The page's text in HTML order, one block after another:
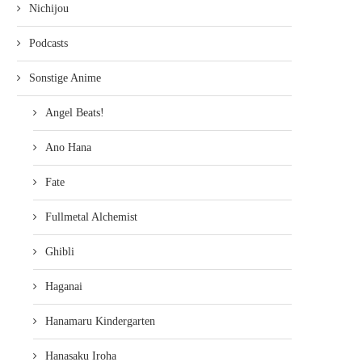
Nichijou
Podcasts
Sonstige Anime
Angel Beats!
Ano Hana
Fate
Fullmetal Alchemist
Ghibli
Haganai
Hanamaru Kindergarten
Hanasaku Iroha